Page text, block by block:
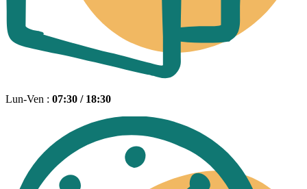
Lun-Ven : 07:30 / 18:30